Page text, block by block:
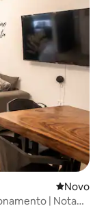
Novo
Novo
| Nota